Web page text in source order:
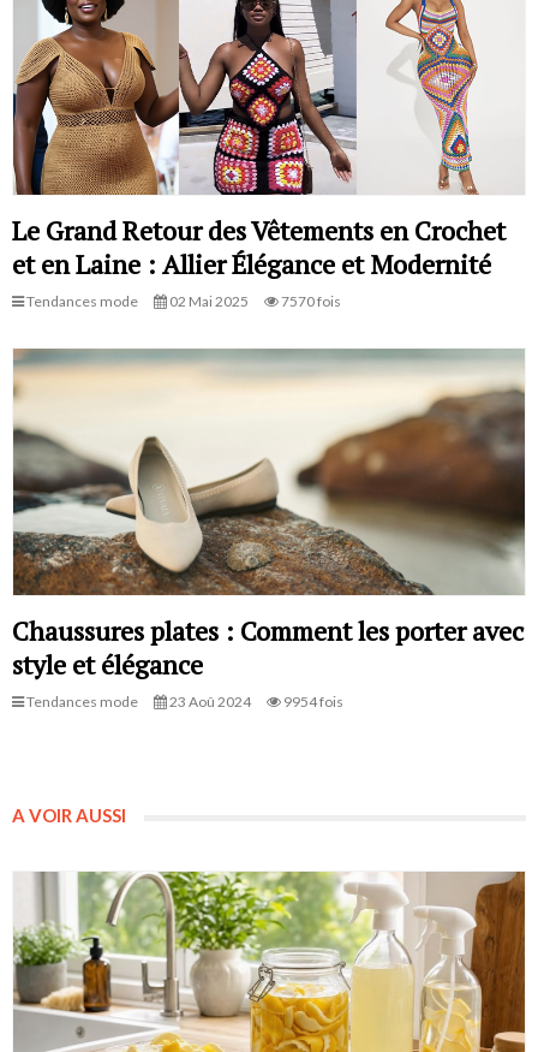
Le Grand Retour des Vêtements en Crochet
et en Laine : Allier Élégance et Modernité
Tendances mode 02 Mai 2025 7570 fois
Chaussures plates : Comment les porter avec
style et élégance
Tendances mode 23 Aoû 2024 9954 fois
A VOIR AUSSI